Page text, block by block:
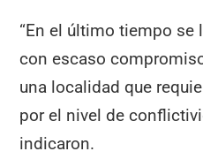
“En el último tiempo se
con escaso
una localidad que
por el nivel de
indicaron.